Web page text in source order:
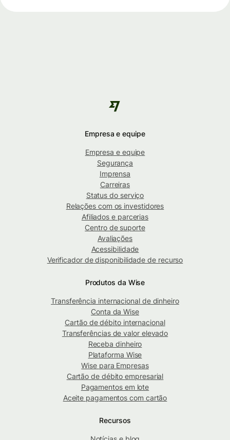
Empresa e equipe
Empresa e equipe
Segurança
Imprensa
Carreiras
Status do serviço
Relações com os investidores
Afiliados e parcerias
Centro de suporte
Avaliações
Acessibilidade
Verificador de disponibilidade de recurso
Produtos da Wise
Transferência internacional de dinheiro
Conta da Wise
Cartão de débito internacional
Transferências de valor elevado
Receba dinheiro
Plataforma Wise
Wise para Empresas
Cartão de débito empresarial
Pagamentos em lote
Aceite pagamentos com cartão
Recursos